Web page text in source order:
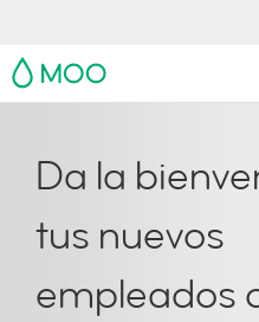
MOO
Da la
tus nuevos
empleados